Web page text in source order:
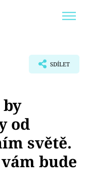
SDÍLET
od
světě.
bude